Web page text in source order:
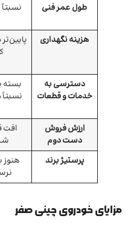
طول عمر فنی
نسبتاً
هزینه نگهداری
دسترسی به
خدمات و قطعات
بسته
ارزش فروش
دست دوم
افت
پرستیژ برند
هنوز
مزایای خودروی چینی صفر